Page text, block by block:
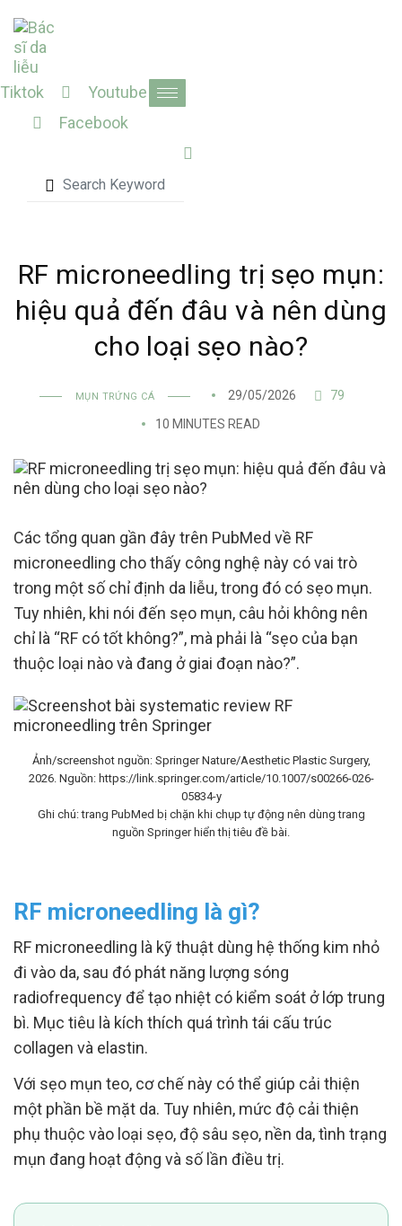
content
Tiktok
Youtube
Facebook
RF microneedling trị sẹo mụn:
hiệu quả đến đâu và nên dùng
cho loại sẹo nào?
MỤN TRỨNG CÁ 29/05/2026
79
10 MINUTES READ
Các tổng quan gần đây trên PubMed về RF
microneedling cho thấy công nghệ này có vai trò
trong một số chỉ định da liễu, trong đó có sẹo mụn.
Tuy nhiên, khi nói đến sẹo mụn, câu hỏi không nên
chỉ là “RF có tốt không?”, mà phải là “sẹo của bạn
thuộc loại nào và đang ở giai đoạn nào?”.
Ảnh/screenshot nguồn: Springer Nature/Aesthetic Plastic Surgery,
2026. Nguồn: https://link.springer.com/article/10.1007/s00266-026-
05834-y
Ghi chú: trang PubMed bị chặn khi chụp tự động nên dùng trang
nguồn Springer hiển thị tiêu đề bài.
RF microneedling là gì?
RF microneedling là kỹ thuật dùng hệ thống kim nhỏ
đi vào da, sau đó phát năng lượng sóng
radiofrequency để tạo nhiệt có kiểm soát ở lớp trung
bì. Mục tiêu là kích thích quá trình tái cấu trúc
collagen và elastin.
Với sẹo mụn teo, cơ chế này có thể giúp cải thiện
một phần bề mặt da. Tuy nhiên, mức độ cải thiện
phụ thuộc vào loại sẹo, độ sâu sẹo, nền da, tình trạng
mụn đang hoạt động và số lần điều trị.